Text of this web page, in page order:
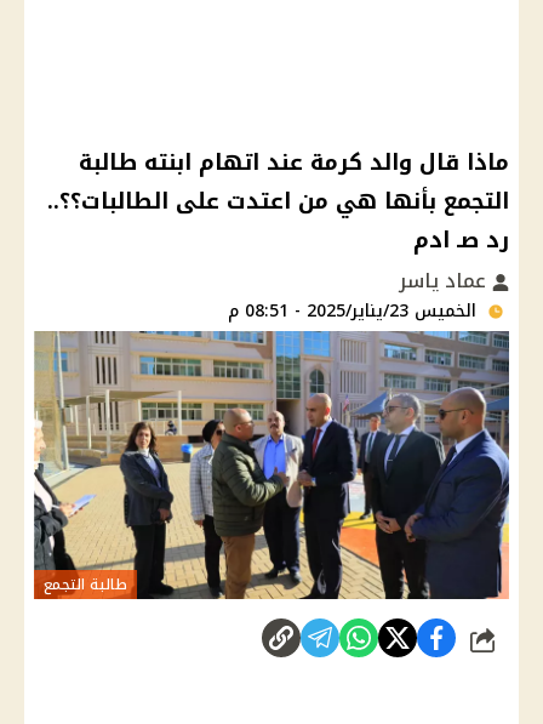
ماذا قال والد كرمة عند اتهام ابنته طالبة
التجمع بأنها هي من اعتدت على الطالبات؟؟..
رد صـ ادم
عماد ياسر
الخميس 23/يناير/2025 - 08:51 م
طالبة التجمع
شارك